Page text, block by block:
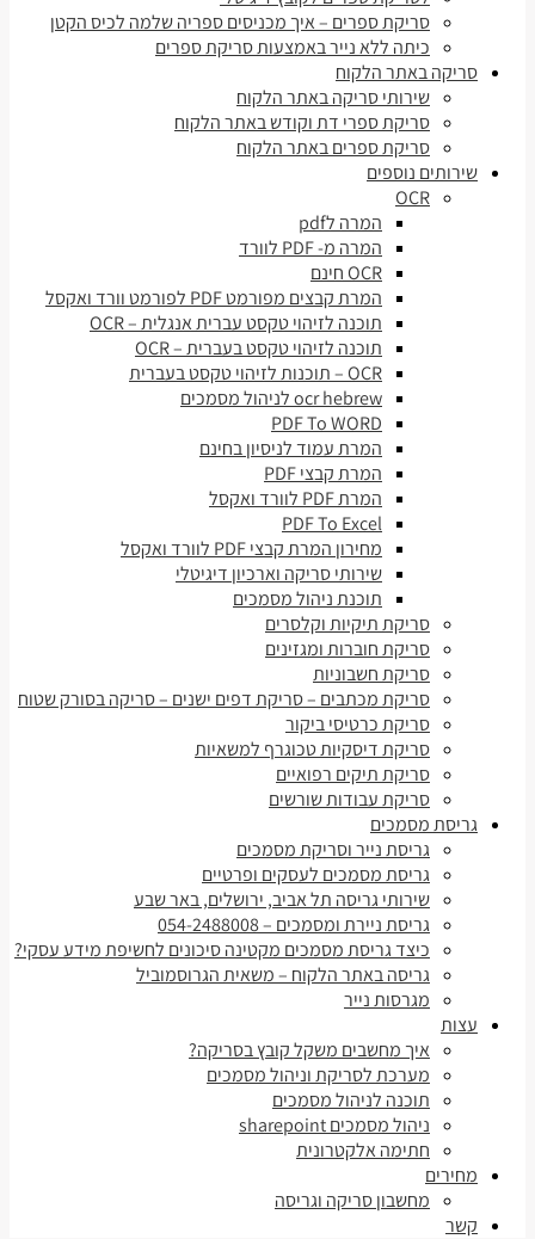
סריקת ספרים – איך מכניסים ספריה שלמה לכיס הקטן
כיתה ללא נייר באמצעות סריקת ספרים
סריקה באתר הלקוח
שירותי סריקה באתר הלקוח
סריקת ספרי דת וקודש באתר הלקוח
סריקת ספרים באתר הלקוח
שירותים נוספים
OCR
המרה לpdf
המרה מ- PDF לוורד
OCR חינם
המרת קבצים מפורמט PDF לפורמט וורד ואקסל
תוכנה לזיהוי טקסט עברית אנגלית – OCR
תוכנה לזיהוי טקסט בעברית – OCR
OCR – תוכנות לזיהוי טקסט בעברית
ocr hebrew לניהול מסמכים
PDF To WORD
המרת עמוד לניסיון בחינם
המרת קבצי PDF
המרת PDF לוורד ואקסל
PDF To Excel
מחירון המרת קבצי PDF לוורד ואקסל
שירותי סריקה וארכיון דיגיטלי
תוכנת ניהול מסמכים
סריקת תיקיות וקלסרים
סריקת חוברות ומגזינים
סריקת חשבוניות
סריקת מכתבים – סריקת דפים ישנים – סריקה בסורק שטוח
סריקת כרטיסי ביקור
סריקת דיסקיות טכוגרף למשאיות
סריקת תיקים רפואיים
סריקת עבודות שורשים
גריסת מסמכים
גריסת נייר וסריקת מסמכים
גריסת מסמכים לעסקים ופרטיים
שירותי גריסה תל אביב, ירושלים, באר שבע
גריסת ניירת ומסמכים – 054-2488008
כיצד גריסת מסמכים מקטינה סיכונים לחשיפת מידע עסקי?
גריסה באתר הלקוח – משאית הגרוסמוביל
מגרסות נייר
עצות
איך מחשבים משקל קובץ בסריקה?
מערכת לסריקת וניהול מסמכים
תוכנה לניהול מסמכים
ניהול מסמכים sharepoint
חתימה אלקטרונית
מחירים
מחשבון סריקה וגריסה
קשר